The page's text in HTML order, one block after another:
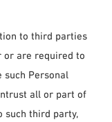
to third parties
or are required to
such Personal
all or part of
such third party,